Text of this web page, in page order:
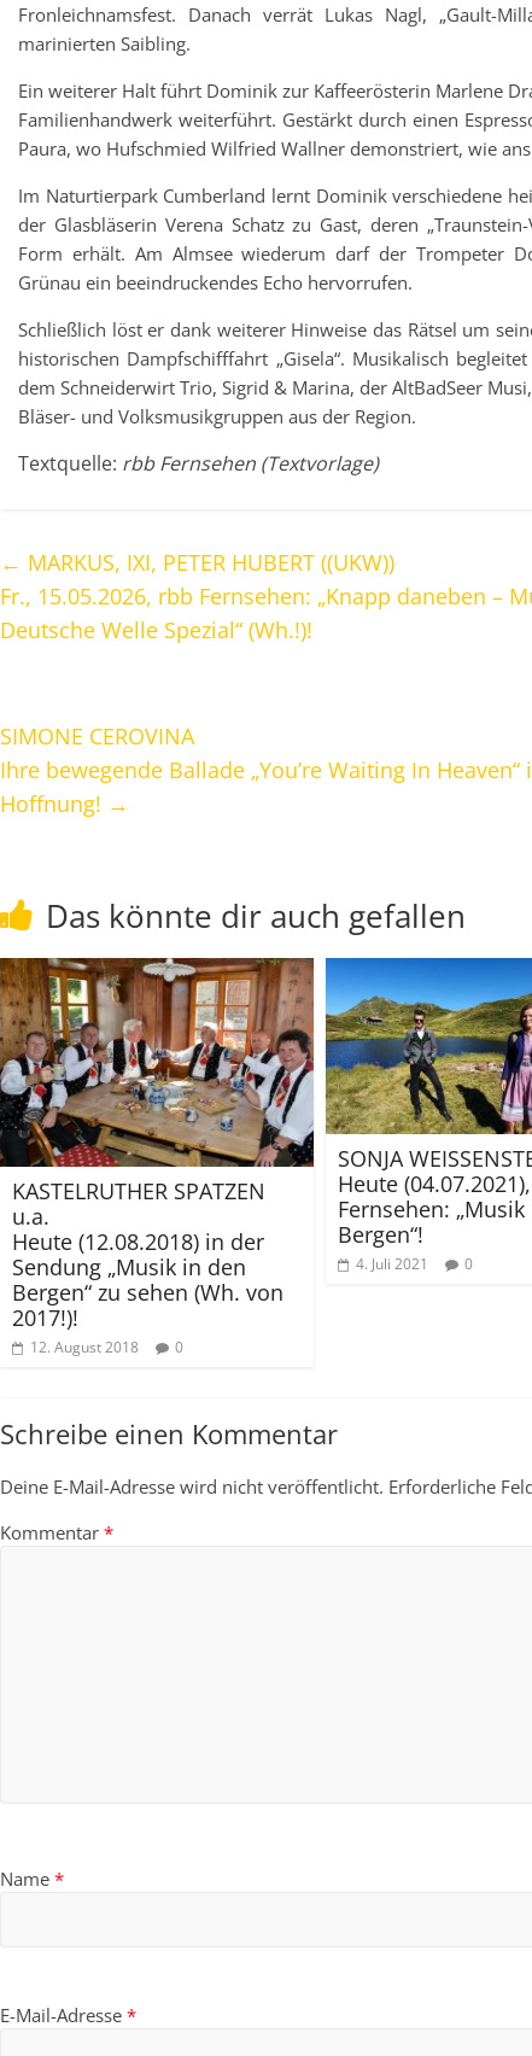
Fronleichnamsfest. Danach verrät Lukas Nagl, „Gault-
marinierten Saibling.
Ein weiterer Halt führt Dominik zur Kaffeerösterin Marlene
Familienhandwerk weiterführt. Gestärkt durch einen
Paura, wo Hufschmied Wilfried Wallner demonstriert, wie
Im Naturtierpark Cumberland lernt Dominik verschiedene
der Glasbläserin Verena Schatz zu Gast, deren
Form erhält. Am Almsee wiederum darf der Trompeter
Grünau ein beeindruckendes Echo hervorrufen.
Schließlich löst er dank weiterer Hinweise das Rätsel um
historischen Dampfschifffahrt „Gisela“. Musikalisch
dem Schneiderwirt Trio, Sigrid & Marina, der AltBadSeer
Bläser- und Volksmusikgruppen aus der Region.
Textquelle: rbb Fernsehen (Textvorlage)
← MARKUS, IXI, PETER HUBERT ((UKW))
Fr., 15.05.2026, rbb Fernsehen: „Knapp daneben –
Deutsche Welle Spezial“ (Wh.!)!
SIMONE CEROVINA
Ihre bewegende Ballade „You’re Waiting In
Hoffnung! →
Das könnte dir auch gefallen
KASTELRUTHER SPATZEN
u.a.
Heute (12.08.2018) in der
Sendung „Musik in den
Bergen“ zu sehen (Wh. von
2017!)!
12. August 2018 0
SONJA
Heute
Fernsehen:
Bergen“!
4. Juli 2021 0
Schreibe einen Kommentar
Deine E-Mail-Adresse wird nicht veröffentlicht. Erforderliche
Kommentar *
Name *
E-Mail-Adresse *